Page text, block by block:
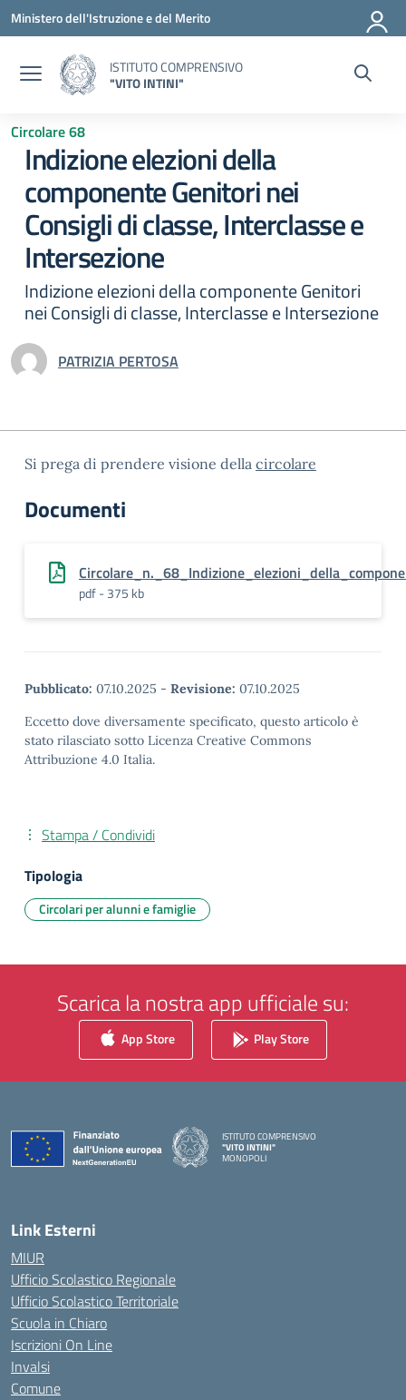
Vai ai contenuti
Vai al menu di navigazione
Vai al footer
Ministero dell'Istruzione e del Merito
ISTITUTO COMPRENSIVO
"VITO INTINI"
Circolare 68
Indizione elezioni della
componente Genitori nei
Consigli di classe, Interclasse e
Intersezione
Indizione elezioni della componente Genitori
nei Consigli di classe, Interclasse e Intersezione
PATRIZIA PERTOSA
Si prega di prendere visione della circolare
Documenti
pdf - 375 kb
Pubblicato: 07.10.2025 - Revisione: 07.10.2025
Eccetto dove diversamente specificato, questo articolo è
stato rilasciato sotto Licenza Creative Commons
Attribuzione 4.0 Italia.
Stampa / Condividi
Tipologia
Circolari per alunni e famiglie
Scarica la nostra app ufficiale su:
App Store Play Store
ISTITUTO COMPRENSIVO
"VITO INTINI"
MONOPOLI
Link Esterni
MIUR
Ufficio Scolastico Regionale
Ufficio Scolastico Territoriale
Scuola in Chiaro
Iscrizioni On Line
Invalsi
Comune